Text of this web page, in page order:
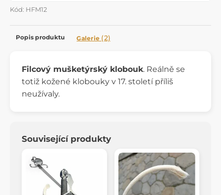
Kód: HFM12
Popis produktu Galerie (2)
Filcový mušketýrský klobouk. Reálně se
totiž kožené klobouky v 17. století příliš
neužívaly.
Související produkty